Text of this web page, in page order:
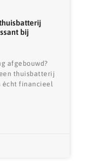
bij
afgebouwd?
thuisbatterij
écht financieel